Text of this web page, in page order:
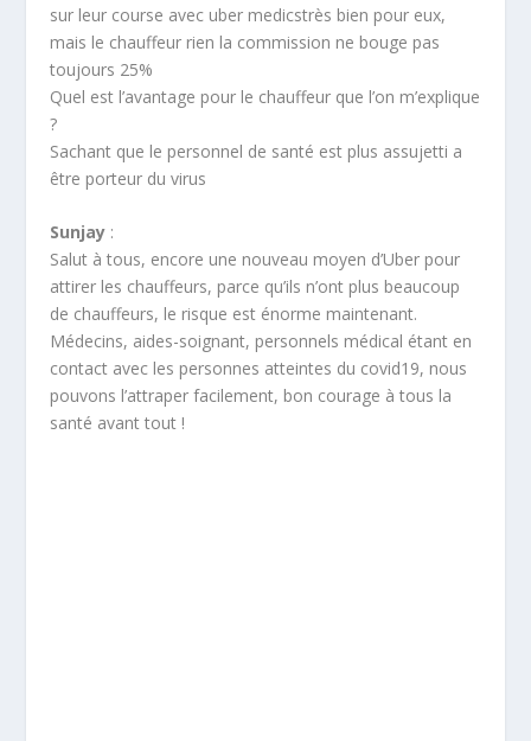
sur leur course avec uber medicstrès bien pour eux,
mais le chauffeur rien la commission ne bouge pas
toujours 25%
Quel est l’avantage pour le chauffeur que l’on m’explique
?
Sachant que le personnel de santé est plus assujetti a
être porteur du virus
Sunjay :
Salut à tous, encore une nouveau moyen d’Uber pour
attirer les chauffeurs, parce qu’ils n’ont plus beaucoup
de chauffeurs, le risque est énorme maintenant.
Médecins, aides-soignant, personnels médical étant en
contact avec les personnes atteintes du covid19, nous
pouvons l’attraper facilement, bon courage à tous la
santé avant tout !